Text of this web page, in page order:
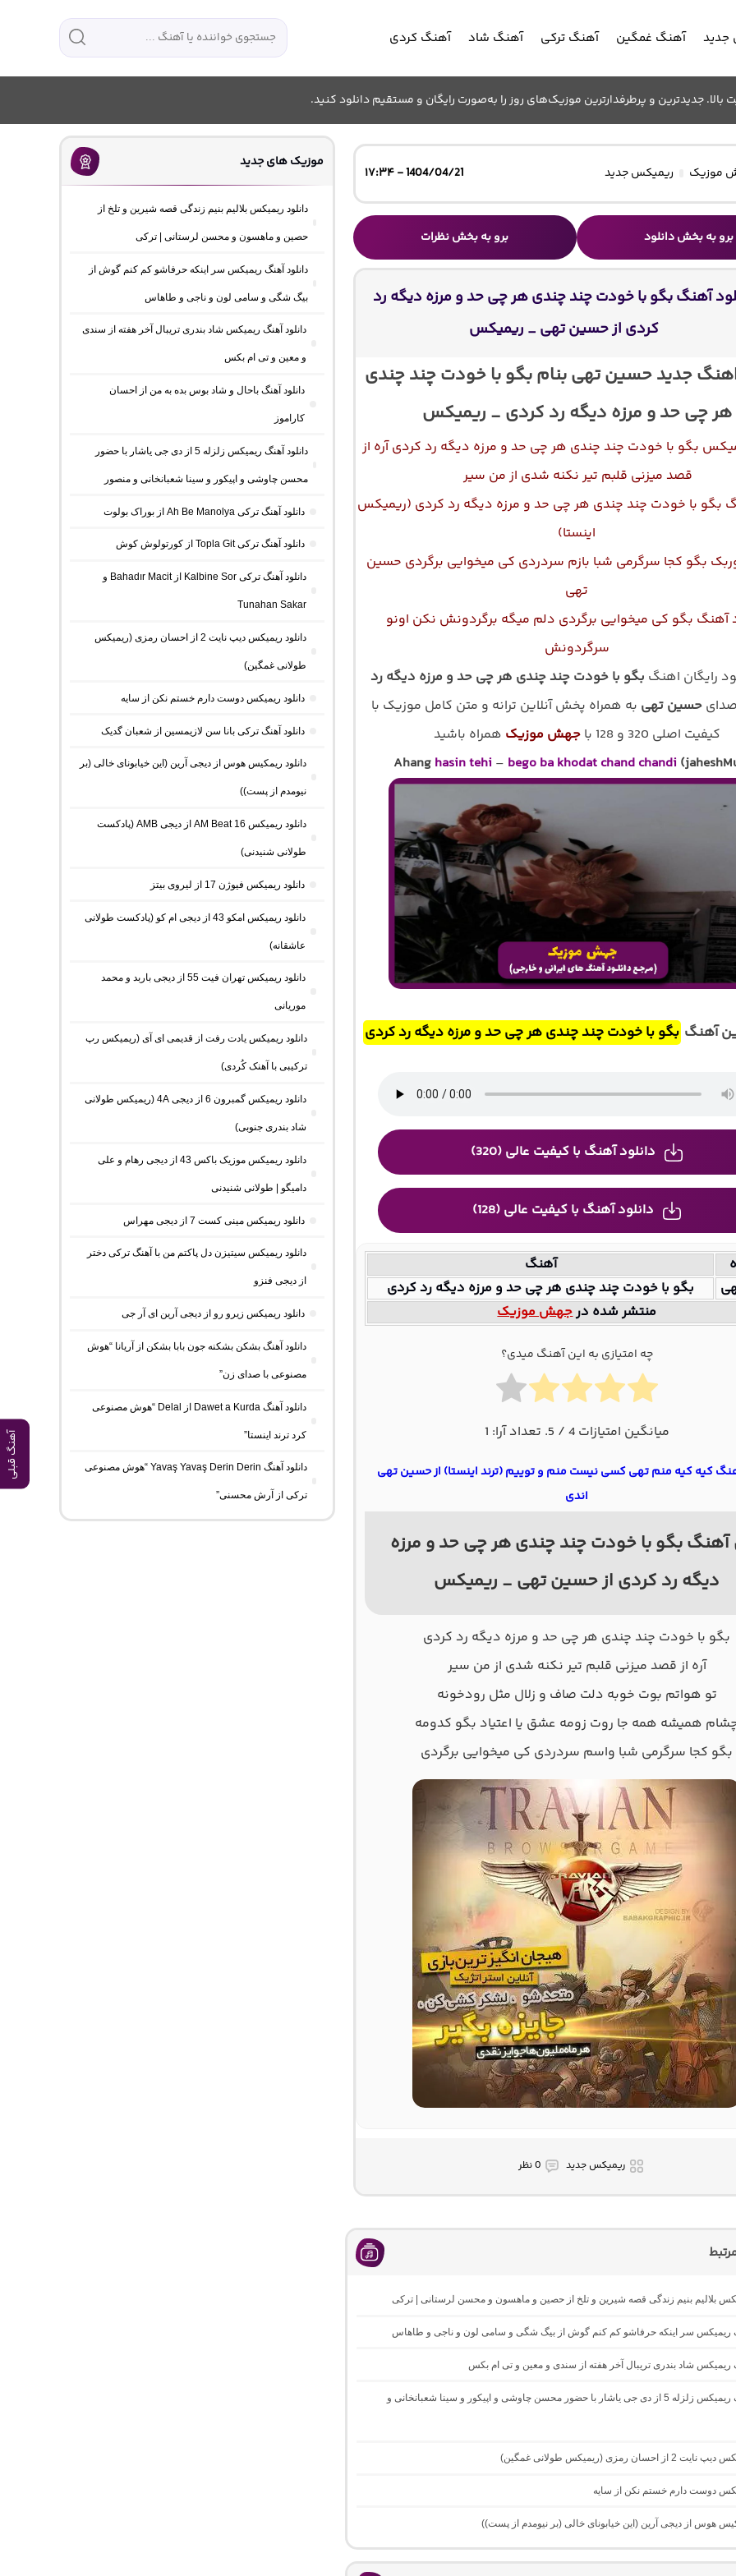
آهنگ قبلی
جدید آهنگ غمگین آهنگ ترکی آهنگ شاد آهنگ کردی
جدیدترین و پرطرفدارترین موزیک‌های روز را به‌صورت رایگان و مستقیم دانلود کنید.
موزیک ریمیکس جدید 1404/04/21 - ۱۷:۳۴
برو به بخش دانلود برو به بخش نظرات
آهنگ بگو با خودت چند چندی هر چی حد و مرزه دیگه رد
کردی از حسین تهی _ ریمیکس
اهنگ جدید حسین تهی بنام بگو با خودت چند چندی
هر چی حد و مرزه دیگه رد کردی _ ریمیکس
بگو با خودت چند چندی هر چی حد و مرزه دیگه رد کردی آره از
قصد میزنی قلبم تیر نکنه شدی از من سیر
بگو با خودت چند چندی هر چی حد و مرزه دیگه رد کردی (ریمیکس
اینستا)
بگو کجا سرگرمی شبا بازم سردردی کی میخوایی برگردی حسین
تهی
آهنگ بگو کی میخوایی برگردی دلم میگه برگردونش نکن اونو
سرگردونش
رایگان اهنگ بگو با خودت چند چندی هر چی حد و مرزه دیگه رد
صدای حسین تهی به همراه پخش آنلاین ترانه و متن کامل موزیک با
کیفیت اصلی 320 و 128 با
جهش موزیک همراه باشید
Ahang hasin tehi – bego ba khodat chand chandi
آهنگ بگو با خودت چند چندی هر چی حد و مرزه دیگه رد کردی
دانلود آهنگ با کیفیت عالی (320)
دانلود آهنگ با کیفیت عالی (128)
آهنگ
بگو با خودت چند چندی هر چی حد و مرزه دیگه رد کردی
منتشر شده درجهش موزیک
چه امتیازی به این آهنگ میدی؟
میانگین امتیازات4 / 5. تعداد آرا: 1
کیه کیه منم تهی کسی نیست منم و توییم (ترند اینستا) از حسین تهی
اندی
آهنگ بگو با خودت چند چندی هر چی حد و مرزه
دیگه رد کردی از حسین تهی _ ریمیکس
بگو با خودت چند چندی هر چی حد و مرزه دیگه رد کردی
آره از قصد میزنی قلبم تیر نکنه شدی از من سیر
تو هواتم بوت خوبه دلت صاف و زلال مثل رودخونه
همیشه همه جا روت زومه عشق یا اعتیاد بگو کدومه
بگو کجا سرگرمی شبا واسم سردردی کی میخوایی برگردی
ریمیکس جدید 0 نظر
بلالیم بنیم زندگی قصه شیرین و تلخ از حصین و ماهسون و محسن لرستانی | ترکی
ریمیکس سر اینکه حرفاشو کم کنم گوش از بیگ شگی و سامی لون و ناجی و طاهاس
ریمیکس شاد بندری تریبال آخر هفته از سندی و معین و تی ام بکس
دانلود آهنگ ریمیکس زلزله 5 از دی جی یاشار با حضور محسن چاوشی و اپیکور و سینا شعبانخانی و
احسان رمزی (ریمیکس طولانی غمگین)
دوست دارم خستم نکن از سایه
هوس از دیجی آرین (این خیابونای خالی (بر نیومدم از پست))
موزیک های جدید
دانلود ریمیکس بلالیم بنیم زندگی قصه شیرین و تلخ از
حصین و ماهسون و محسن لرستانی | ترکی
دانلود آهنگ ریمیکس سر اینکه حرفاشو کم کنم گوش از
بیگ شگی و سامی لون و ناجی و طاهاس
دانلود آهنگ ریمیکس شاد بندری تریبال آخر هفته از سندی
و معین و تی ام بکس
دانلود آهنگ باحال و شاد بوس بده به من از احسان
کاراموز
دانلود آهنگ ریمیکس زلزله 5 از دی جی یاشار با حضور
محسن چاوشی و اپیکور و سینا شعبانخانی و منصور
دانلود آهنگ ترکی Ah Be Manolya از بوراک بولوت
دانلود آهنگ ترکی Topla Git از کورتولوش کوش
دانلود آهنگ ترکی Kalbine Sor از Bahadır Macit و
Tunahan Sakar
دانلود ریمیکس دیپ نایت 2 از احسان رمزی (ریمیکس
طولانی غمگین)
دانلود ریمیکس دوست دارم خستم نکن از سایه
دانلود آهنگ ترکی بانا سن لازیمسین از شعبان گدیک
دانلود ریمکیس هوس از دیجی آرین (این خیابونای خالی (بر
نیومدم از پست))
دانلود ریمیکس AM Beat 16 از دیجی AMB (پادکست
طولانی شنیدنی)
دانلود ریمیکس فیوژن 17 از لیروی بیتز
دانلود ریمیکس امکو 43 از دیجی ام کو (پادکست طولانی
عاشقانه)
دانلود ریمیکس تهران فیت 55 از دیجی باربد و محمد
موریانی
دانلود ریمیکس یادت رفت از قدیمی ای آی (ریمیکس رپ
ترکیبی با آهنک کُردی)
دانلود ریمیکس گمبرون 6 از دیجی 4A (ریمیکس طولانی
شاد بندری جنوبی)
دانلود ریمیکس موزیک باکس 43 از دیجی رهام و علی
دامیگو | طولانی شنیدنی
دانلود ریمیکس مینی کست 7 از دیجی مهراس
دانلود ریمیکس سیتیزن دل پاکتم من با آهنگ ترکی دختر
از دیجی فنزو
دانلود ریمیکس زیرو رو از دیجی آرین ای آر جی
دانلود آهنگ بشکن بشکنه جون بابا بشکن از آریانا “هوش
مصنوعی با صدای زن”
دانلود آهنگ Dawet a Kurda از Delal “هوش مصنوعی
کرد ترند اینستا”
دانلود آهنگ Yavaş Yavaş Derin Derin “هوش مصنوعی
ترکی از آرش محسنی”